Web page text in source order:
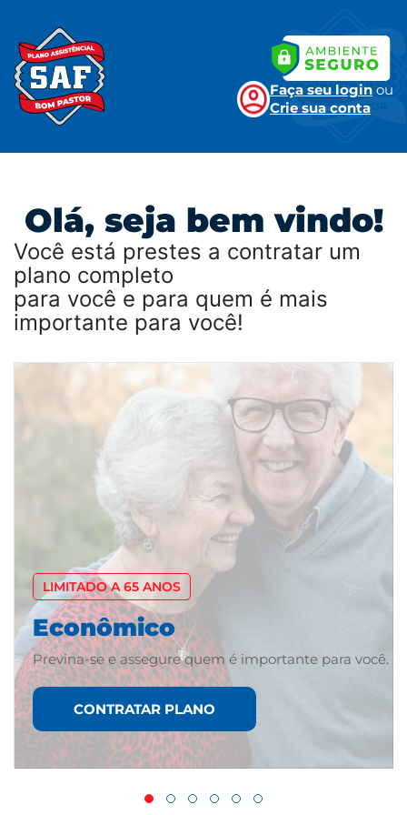
Faça seu login ou
Crie sua conta
Olá, seja bem vindo!
Você está prestes a contratar um
plano completo
para você e para quem é mais
importante para você!
LIMITADO A 65 ANOS
Econômico
Previna-se e assegure quem é importante para você.
CONTRATAR PLANO